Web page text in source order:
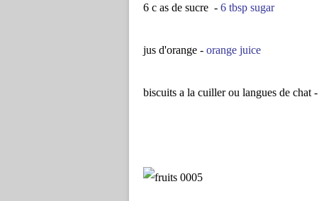
6 c as de sucre - 6 tbsp sugar
jus d'orange - orange juice
biscuits a la cuiller ou langues de chat -